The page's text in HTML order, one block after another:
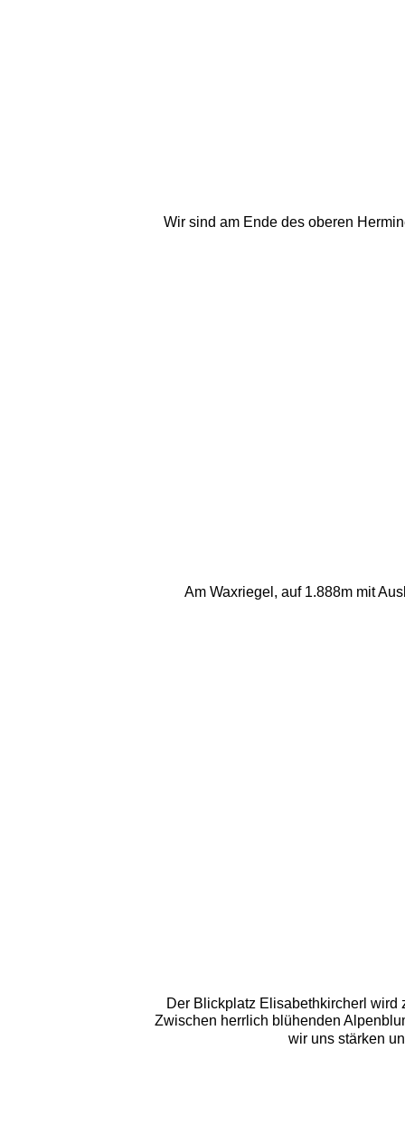
Der Blickplatz Elisabethkircherl
Zwischen herrlich blühenden
wir uns stärken
Am Waxriegel, auf 1.888m mit
Wir sind am Ende des oberen